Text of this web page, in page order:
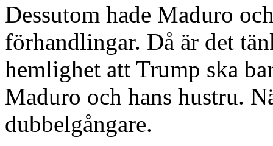
Dessutom hade Maduro
förhandlingar. Då är det
hemlighet att Trump ska
Maduro och hans hustru.
dubbelgångare.